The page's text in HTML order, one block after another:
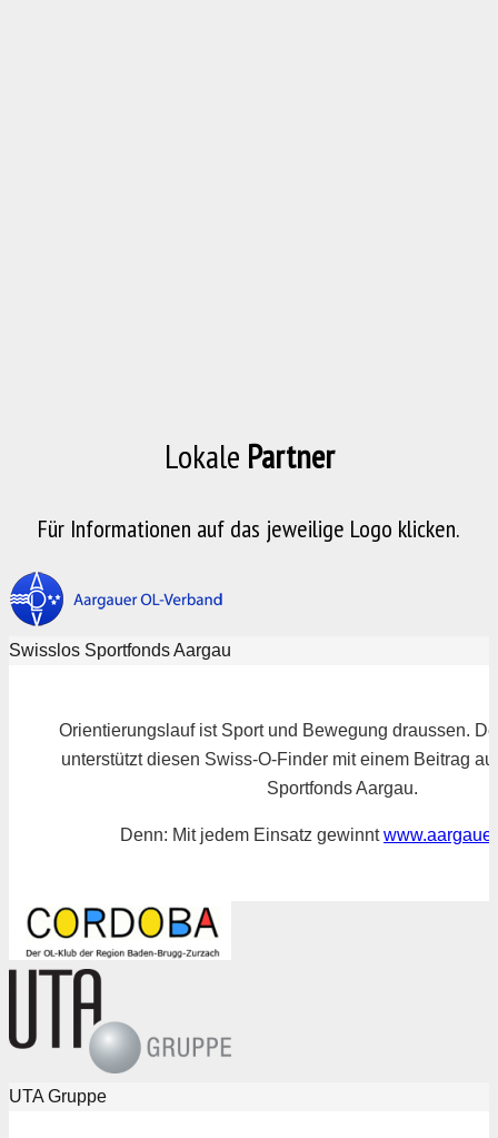
Lokale Partner
Für Informationen auf das jeweilige Logo klicken.
Swisslos Sportfonds Aargau
Orientierungslauf ist Sport und Bewegung draussen.
unterstützt diesen Swiss-O-Finder mit einem Beitrag
Sportfonds Aargau.
Denn: Mit jedem Einsatz gewinnt
UTA Gruppe